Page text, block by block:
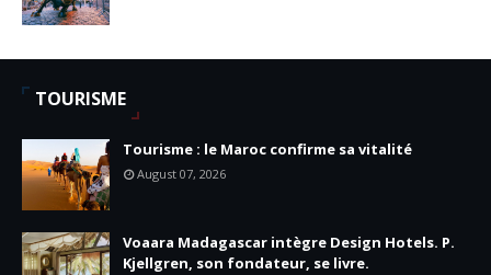
TOURISME
Tourisme : le Maroc confirme sa vitalité
August 07, 2026
Voaara Madagascar intègre Design Hotels. P.
Kjellgren, son fondateur, se livre.